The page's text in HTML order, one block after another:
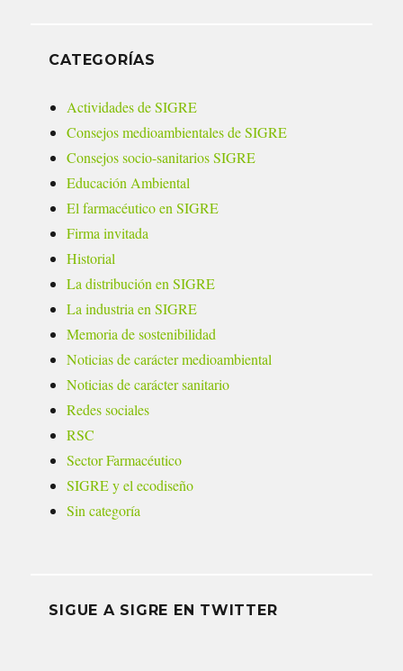
CATEGORÍAS
Actividades de SIGRE
Consejos medioambientales de SIGRE
Consejos socio-sanitarios SIGRE
Educación Ambiental
El farmacéutico en SIGRE
Firma invitada
Historial
La distribución en SIGRE
La industria en SIGRE
Memoria de sostenibilidad
Noticias de carácter medioambiental
Noticias de carácter sanitario
Redes sociales
RSC
Sector Farmacéutico
SIGRE y el ecodiseño
Sin categoría
SIGUE A SIGRE EN TWITTER